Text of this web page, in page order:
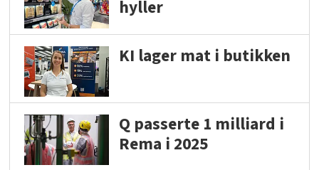
hyller
KI lager mat i butikken
Q passerte 1 milliard i
Rema i 2025